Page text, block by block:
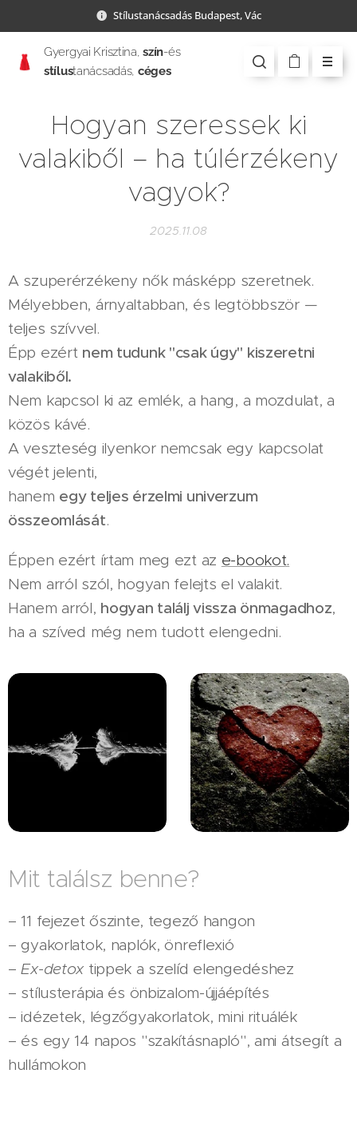
Stílustanácsadás Budapest, Vác
Gyergyai Krisztina, szín-és
stílustanácsadás, céges
Hogyan szeressek ki
valakiből – ha túlérzékeny
vagyok?
2025.11.08
A szuperérzékeny nők másképp szeretnek.
Mélyebben, árnyaltabban, és legtöbbször —
teljes szívvel.
Épp ezért nem tudunk "csak úgy" kiszeretni
valakiből.
Nem kapcsol ki az emlék, a hang, a mozdulat, a
közös kávé.
A veszteség ilyenkor nemcsak egy kapcsolat
végét jelenti,
hanem egy teljes érzelmi univerzum
összeomlását.
Éppen ezért írtam meg ezt az e-bookot.
Nem arról szól, hogyan felejts el valakit.
Hanem arról, hogyan találj vissza önmagadhoz,
ha a szíved még nem tudott elengedni.
Mit találsz benne?
– 11 fejezet őszinte, tegező hangon
– gyakorlatok, naplók, önreflexió
–Ex-detox tippek a szelíd elengedéshez
– stílusterápia és önbizalom-újjáépítés
– idézetek, légzőgyakorlatok, mini rituálék
– és egy 14 napos "szakításnapló", ami átsegít a
hullámokon